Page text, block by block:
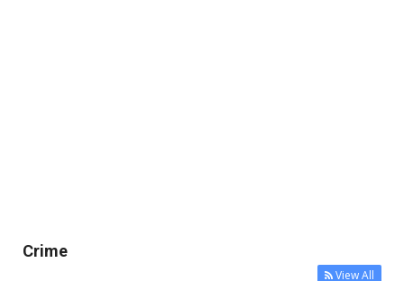
Crime
View All